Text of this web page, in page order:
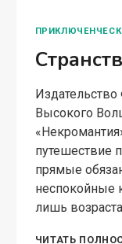
Высокого
путешествие
прямые
неспокойные
лишь
ЧИТАТЬ